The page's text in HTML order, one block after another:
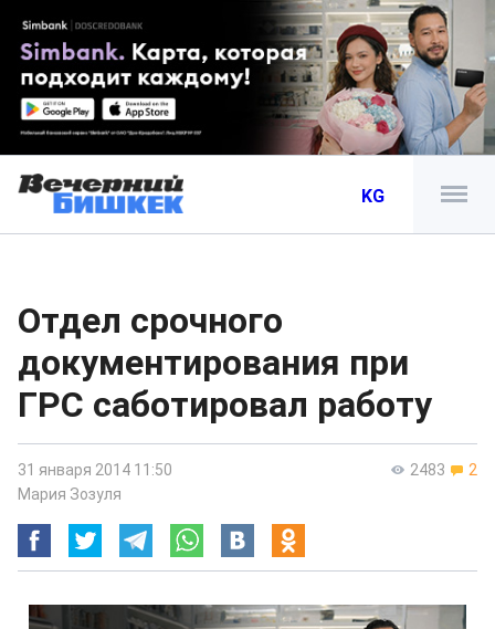
KG
Отдел срочного
документирования при
ГРС саботировал работу
2483 2
31 января 2014 11:50
Мария Зозуля